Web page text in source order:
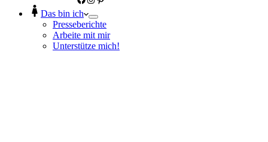
Das bin ich
Presseberichte
Arbeite mit mir
Unterstütze mich!